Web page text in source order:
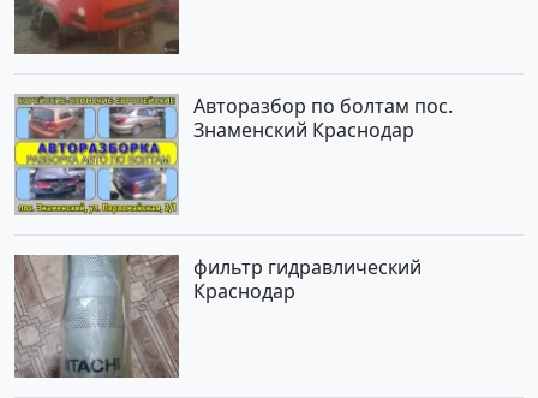
Авторазбор по болтам пос.
Знаменский Краснодар
фильтр гидравлический
Краснодар